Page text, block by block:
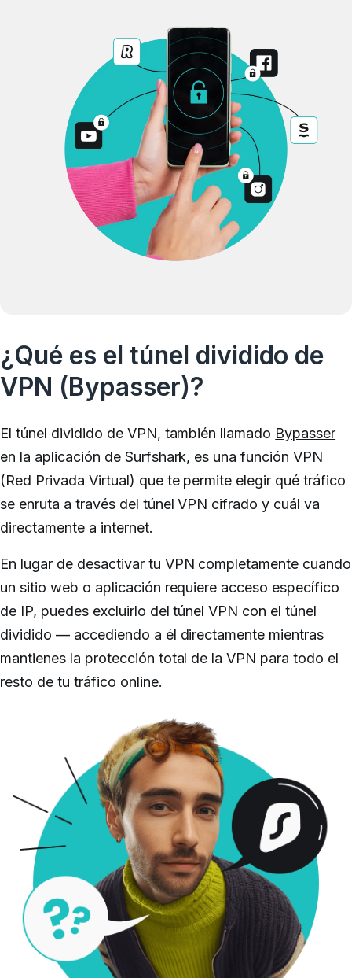
¿Qué es el túnel dividido de
VPN (Bypasser)?
El túnel dividido de VPN, también llamado Bypasser
en la aplicación de Surfshark, es una función VPN
(Red Privada Virtual) que te permite elegir qué tráfico
se enruta a través del túnel VPN cifrado y cuál va
directamente a internet.
En lugar de desactivar tu VPN completamente cuando
un sitio web o aplicación requiere acceso específico
de IP, puedes excluirlo del túnel VPN con el túnel
dividido — accediendo a él directamente mientras
mantienes la protección total de la VPN para todo el
resto de tu tráfico online.